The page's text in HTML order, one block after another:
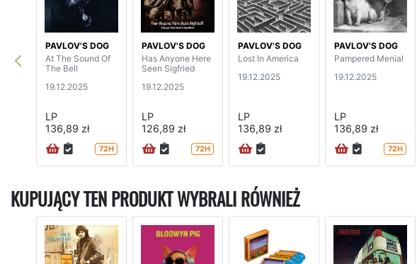
PAVLOV'S DOG
At The Sound Of
The Bell
19.12.2025
LP
136,89 zł
72H
PAVLOV'S DOG
Has Anyone Here
Seen Sigfried
19.12.2025
LP
126,89 zł
72H
PAVLOV'S DOG
Lost In America
19.12.2025
LP
136,89 zł
PAVLOV'S DOG
Pampered Menial
19.12.2025
LP
136,89 zł
72H
KUPUJĄCY TEN PRODUKT WYBRALI RÓWNIEŻ